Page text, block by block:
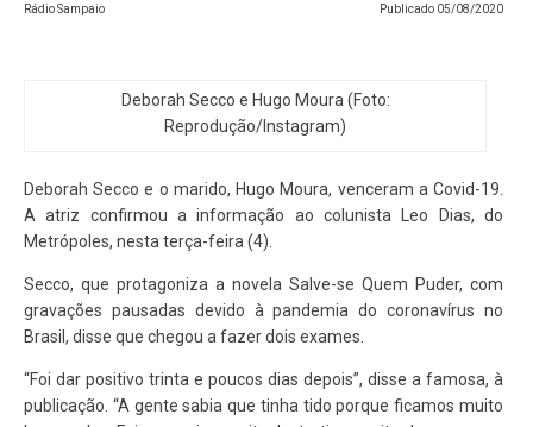
Rádio Sampaio Publicado 05/08/2020
Deborah Secco e Hugo Moura (Foto:
Reprodução/Instagram)
Deborah Secco e o marido, Hugo Moura, venceram a Covid-19.
A atriz confirmou a informação ao colunista Leo Dias, do
Metrópoles, nesta terça-feira (4).
Secco, que protagoniza a novela Salve-se Quem Puder, com
gravações pausadas devido à pandemia do coronavírus no
Brasil, disse que chegou a fazer dois exames.
“Foi dar positivo trinta e poucos dias depois”, disse a famosa, à
publicação. “A gente sabia que tinha tido porque ficamos muito